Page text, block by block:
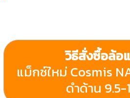
วิธีสั่งซื้อล้อ
แม็กซ์ใหม่ Cosmis
ดำด้าน 9.5-